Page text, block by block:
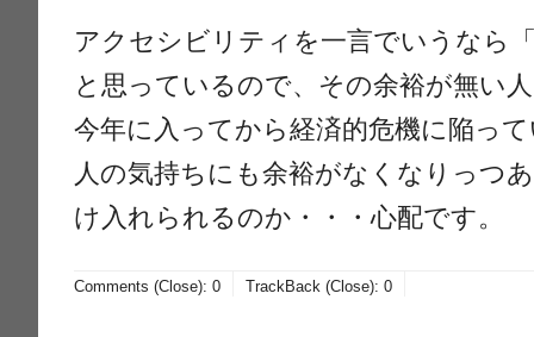
アクセシビリティを一言でいうなら
と思っているので、その余裕が無い
今年に入ってから経済的危機に陥っ
人の気持ちにも余裕がなくなりっつ
け入れられるのか・・・心配です。
Comments (Close):0 TrackBack (Close):0